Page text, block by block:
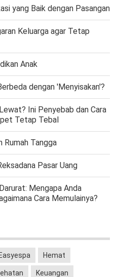
yang Baik dengan Pasangan
Keluarga agar Tetap
Anak
dengan 'Menyisakan'?
Ini Penyebab dan Cara
Tetap Tebal
Rumah Tangga
Pasar Uang
Mengapa Anda
Cara Memulainya?
Easyespa Hemat
Keuangan